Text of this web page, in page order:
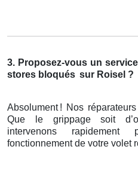
3. Proposez-vous un
stores bloqués sur Roisel ?
Absolument ! Nos ré
Que le grippage soit d’
intervenons
fonctionnement de votre volet